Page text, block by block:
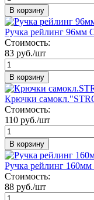
В корзину
Ручка рейлинг 96мм
Стоимость:
83 руб./шт
В корзину
Крючки
Стоимость:
110 руб./шт
В корзину
Ручка рейлинг
Стоимость:
88 руб./шт